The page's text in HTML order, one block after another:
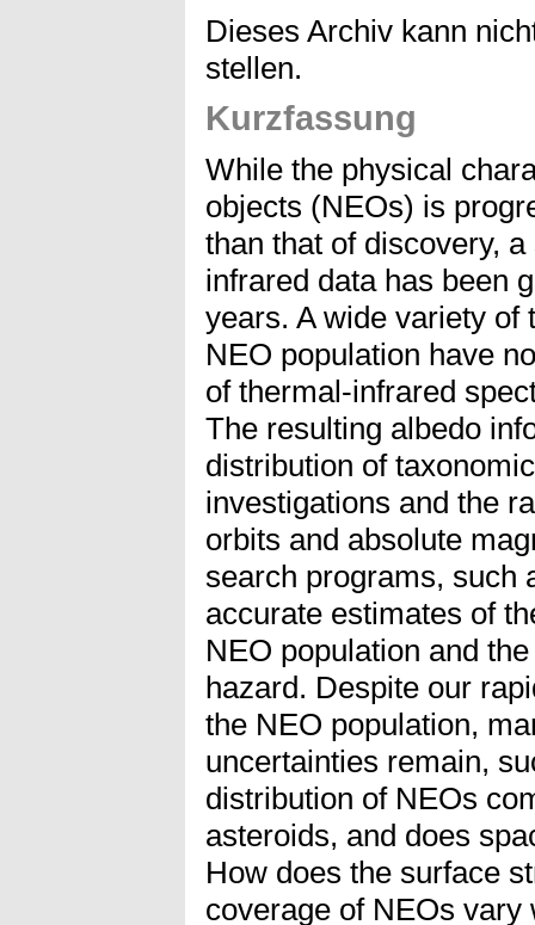
Dieses Archiv kann
stellen.
Kurzfassung
While the physical
objects (NEOs) is
than that of discovery,
infrared data has been
years. A wide variety of
NEO population have
of thermal-infrared
The resulting albedo
distribution of
investigations and the
orbits and absolute
search programs, such
accurate estimates of
NEO population and
hazard. Despite our
the NEO population,
uncertainties remain,
distribution of NEOs
asteroids, and does
How does the surface
coverage of NEOs